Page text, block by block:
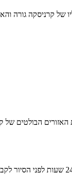
קרניסקה גורה
הבולטים
רכישת כרטיסים לטיול הוא קל